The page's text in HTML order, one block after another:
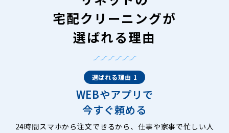
宅配クリーニングが
選ばれる理由
選ばれる理由 1
WEBやアプリで
今すぐ頼める
24時間スマホから注文できるから、仕事や家事で忙しい人